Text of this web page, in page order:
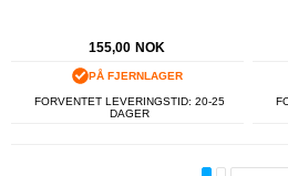
155,00 NOK
PÅ FJERNLAGER
FORVENTET LEVERINGSTID: 20-25
DAGER